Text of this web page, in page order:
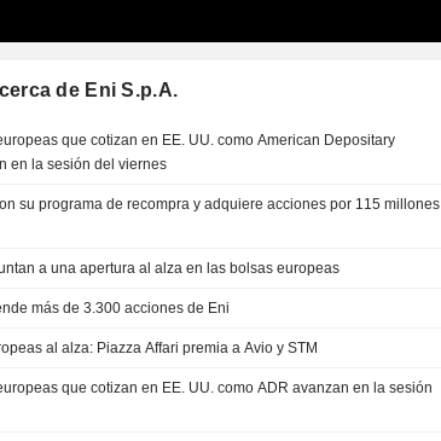
de Eni S.p.A.
que cotizan en EE. UU. como American Depositary
en la sesión del viernes
su programa de recompra y adquiere acciones por 115 millones
a una apertura al alza en las bolsas europeas
más de 3.300 acciones de Eni
al alza: Piazza Affari premia a Avio y STM
que cotizan en EE. UU. como ADR avanzan en la sesión